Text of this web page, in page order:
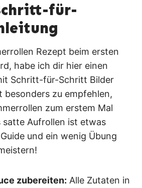
für-
Rezept beim ersten
habe ich dir hier einen
Schritt-für-Schritt Bilder
besonders zu empfehlen,
zum erstem Mal
satte Aufrollen ist etwas
und ein wenig Übung
zubereiten: Alle Zutaten in